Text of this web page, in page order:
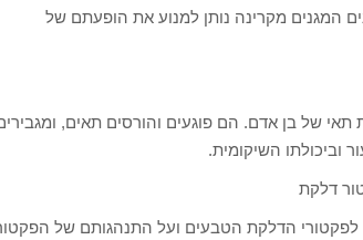
המגנים מקרינה נותן למנוע את הופעתם של
תאי של בן אדם. הם פוגעים והורסים תאים,
וביכולתו השיקומית.
הדלקת הטבעים ועל התנהגותם של